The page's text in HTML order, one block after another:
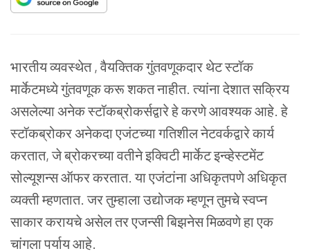
भारतीय व्यवस्थेत , वैयक्तिक गुंतवणूकदार थेट स्टॉक
मार्केटमध्ये गुंतवणूक करू शकत नाहीत. त्यांना देशात सक्रिय
असलेल्या अनेक स्टॉकब्रोकर्सद्वारे हे करणे आवश्यक आहे. हे
स्टॉकब्रोकर अनेकदा एजंटच्या गतिशील नेटवर्कद्वारे कार्य
करतात, जे ब्रोकरच्या वतीने इक्विटी मार्केट इन्व्हेस्टमेंट
सोल्यूशन्स ऑफर करतात. या एजंटांना अधिकृतपणे अधिकृत
व्यक्ती म्हणतात. जर तुम्हाला उद्योजक म्हणून तुमचे स्वप्न
साकार करायचे असेल तर एजन्सी बिझनेस मिळवणे हा एक
चांगला पर्याय आहे.